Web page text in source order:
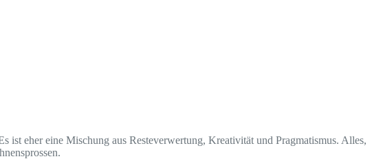
ist eher eine Mischung aus Resteverwertung, Kreativität und Pragmatismus. Alles,